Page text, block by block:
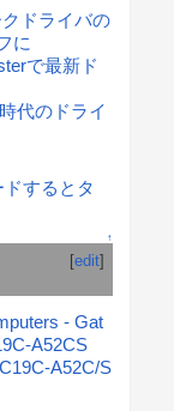
ドライバの
に
で最新ド
代のドライ
するとタ
↑
[edit]
- Gat
A52CS
A52C/S